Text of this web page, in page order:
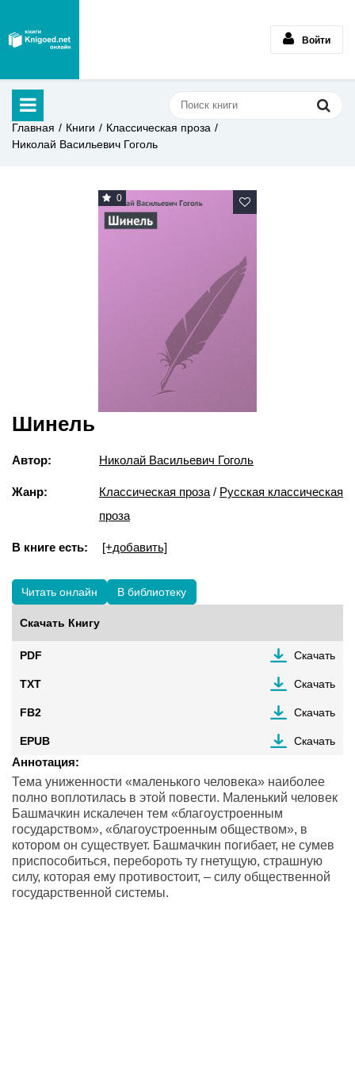
Войти
Главная Книги
Классическая проза
Николай Васильевич Гоголь
0
Шинель
Автор: Николай Васильевич Гоголь
Жанр: Классическая проза / Русская классическая
проза
В книге есть: [+добавить]
Читать онлайн В библиотеку
Скачать Книгу
PDF Скачать
TXT Скачать
FB2 Скачать
EPUB Скачать
Аннотация:
Тема униженности «маленького человека» наиболее
полно воплотилась в этой повести. Маленький человек
Башмачкин искалечен тем «благоустроенным
государством», «благоустроенным обществом», в
котором он существует. Башмачкин погибает, не сумев
приспособиться, перебороть ту гнетущую, страшную
силу, которая ему противостоит, – силу общественной
государственной системы.